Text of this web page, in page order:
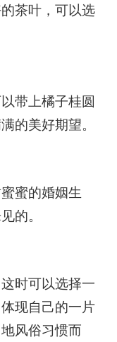
茶叶，可以选
带上橘子桂圆
的美好期望。
蜜的婚姻生
的。
时可以选择一
现自己的一片
风俗习惯而